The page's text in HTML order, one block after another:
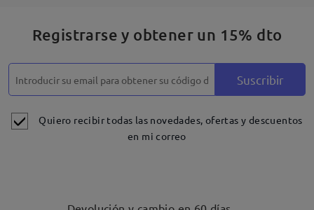
Registrarse y obtener un 15% dto
Suscribir
Quiero recibir todas las novedades, ofertas y descuentos
en mi correo